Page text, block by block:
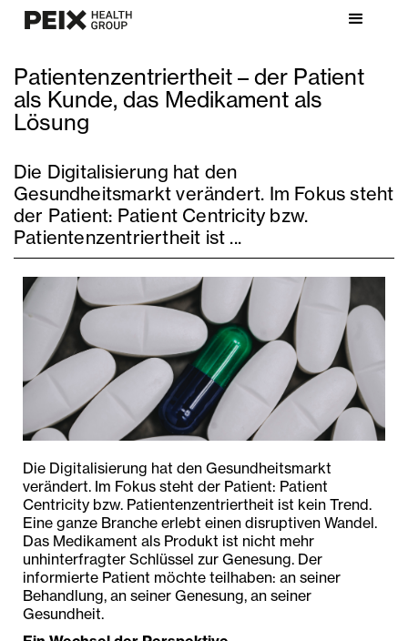
Patientenzentriertheit – der Patient
als Kunde, das Medikament als
Lösung
Die Digitalisierung hat den
Gesundheitsmarkt verändert. Im Fokus steht
der Patient: Patient Centricity bzw.
Patientenzentriertheit ist ...
Die Digitalisierung hat den Gesundheitsmarkt
verändert. Im Fokus steht der Patient: Patient
Centricity bzw. Patientenzentriertheit ist kein Trend.
Eine ganze Branche erlebt einen disruptiven Wandel.
Das Medikament als Produkt ist nicht mehr
unhinterfragter Schlüssel zur Genesung. Der
informierte Patient möchte teilhaben: an seiner
Behandlung, an seiner Genesung, an seiner
Gesundheit.